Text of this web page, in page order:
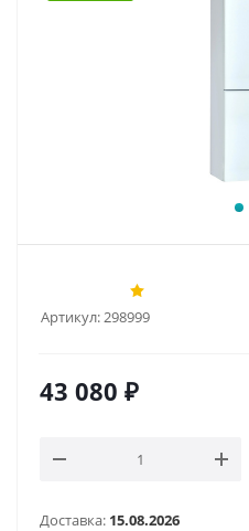
Артикул:298999
43 080 ₽
Доставка: 15.08.2026